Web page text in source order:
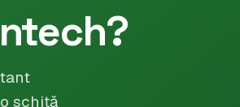
schiță